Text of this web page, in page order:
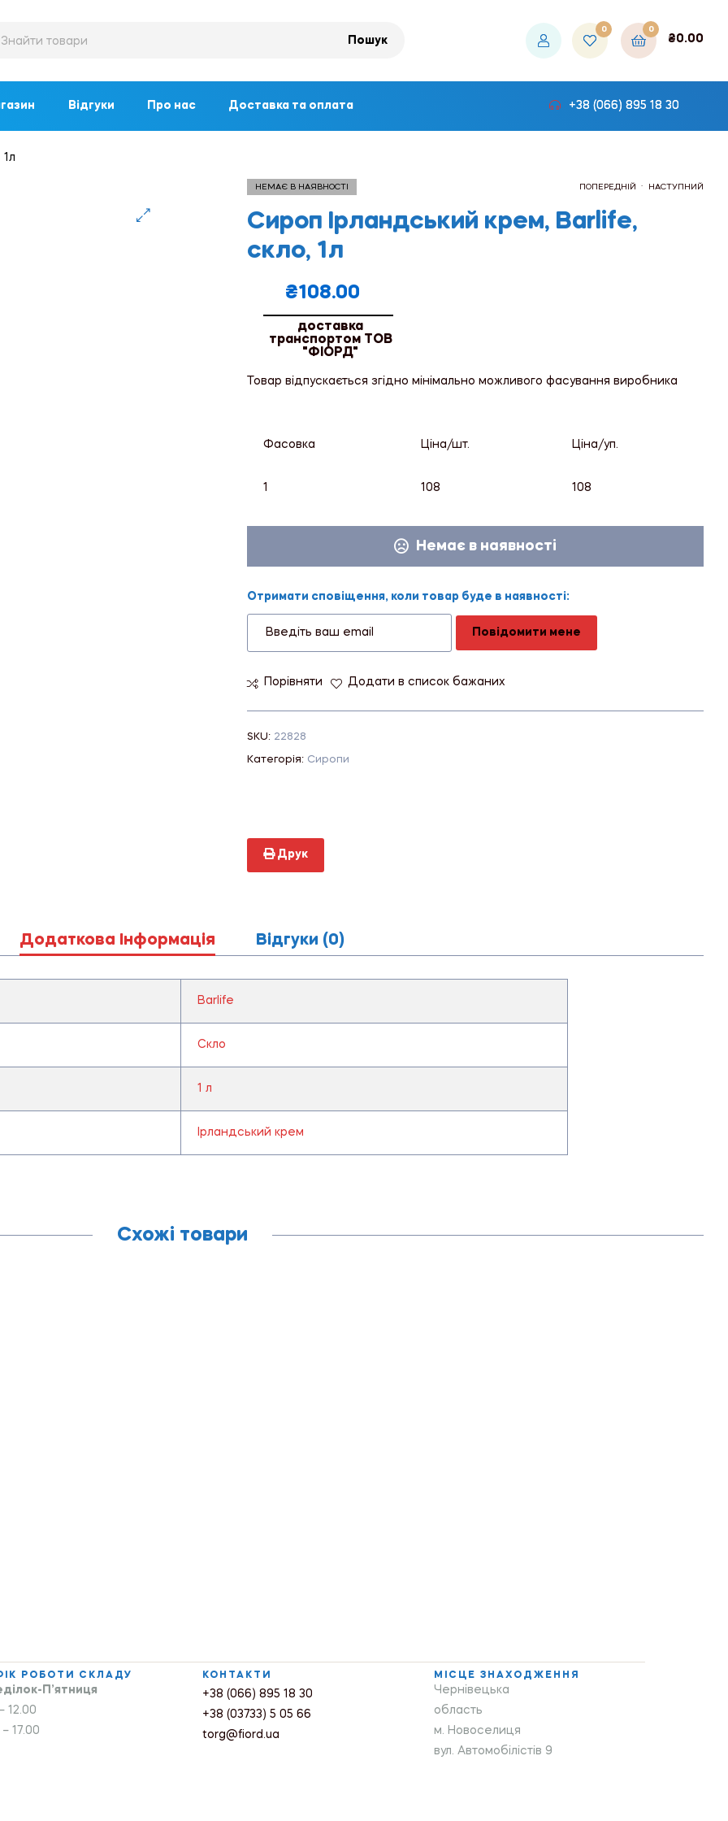
Пошук
0 0
₴0.00
Відгуки Про нас Доставка та оплата +38 (066) 895 18 30
ПОПЕРЕДНІЙ НАСТУПНИЙ
НЕМАЄ В НАЯВНОСТІ
Сироп Ірландський крем, Barlife,
скло, 1л
₴108.00
доставка
транспортом ТОВ
"ФІОРД"
Товар відпускається згідно мінімально можливого фасування виробника
Фасовка Ціна/шт. Ціна/уп.
1 108 108
Немає в наявності
Отримати сповіщення, коли товар буде в наявності:
Повідомити мене
Порівняти Додати в список бажаних
SKU: 22828
Категорія: Сиропи
Друк
Додаткова Інформація Відгуки (0)
Barlife
Скло
1 л
Ірландський крем
Схожі товари
РОБОТИ СКЛАДУ
П’ятниця
12.00
17.00
КОНТАКТИ
+38 (066) 895 18 30
+38 (03733) 5 05 66
torg@fiord.ua
МІСЦЕ ЗНАХОДЖЕННЯ
Чернівецька
область
м. Новоселиця
вул. Автомобілістів 9